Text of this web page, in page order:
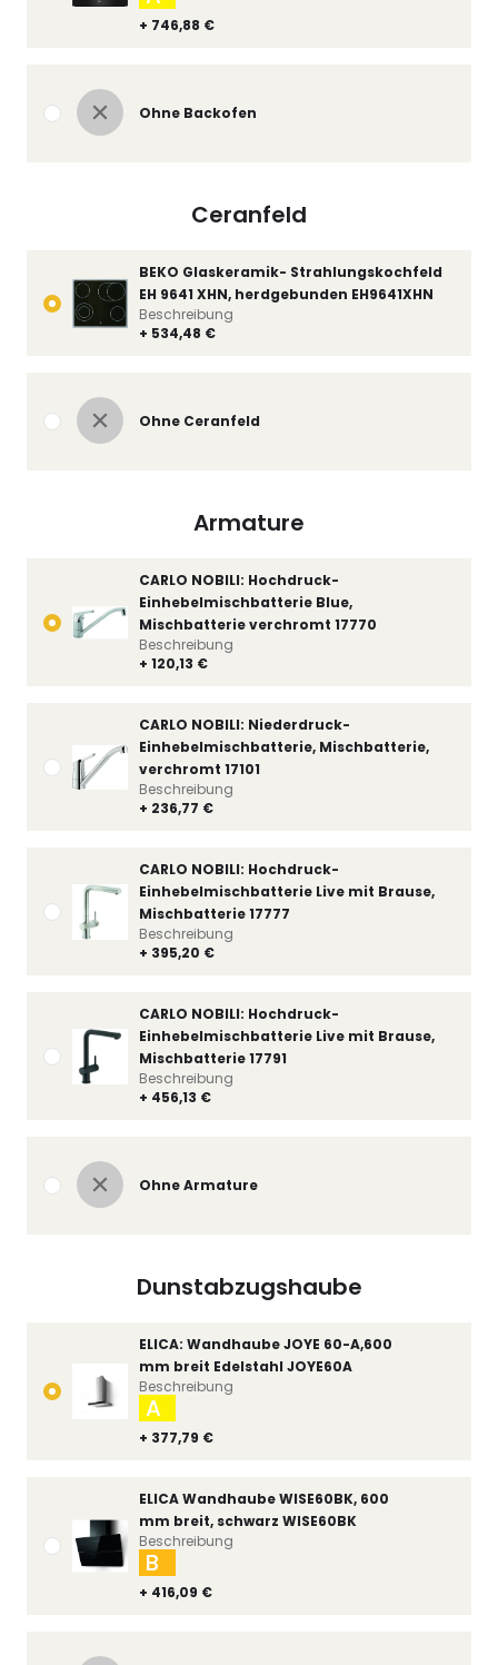
+ 746,88 €
Ohne Backofen
Ceranfeld
BEKO Glaskeramik- Strahlungskochfeld
EH 9641 XHN, herdgebunden EH9641XHN
+ 534,48 €
Beschreibung
Ohne Ceranfeld
Armature
CARLO NOBILI: Hochdruck-
Einhebelmischbatterie Blue,
Mischbatterie verchromt 17770
+ 120,13 €
Beschreibung
CARLO NOBILI: Niederdruck-
Einhebelmischbatterie, Mischbatterie,
verchromt 17101
+ 236,77 €
Beschreibung
CARLO NOBILI: Hochdruck-
Einhebelmischbatterie Live mit Brause,
Mischbatterie 17777
+ 395,20 €
Beschreibung
CARLO NOBILI: Hochdruck-
Einhebelmischbatterie Live mit Brause,
Mischbatterie 17791
+ 456,13 €
Beschreibung
Ohne Armature
Dunstabzugshaube
ELICA: Wandhaube JOYE 60-A,600
mm breit Edelstahl JOYE60A
+ 377,79 €
A
Beschreibung
ELICA Wandhaube WISE60BK, 600
mm breit, schwarz WISE60BK
+ 416,09 €
B
Beschreibung